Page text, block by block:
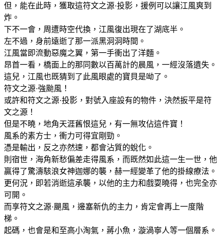
但，能在此時，獲取這符文之源·投影，援例可以讓江風爽到
炸。
下不一會，周遭時空代換，江風復出現在了湖底半。
左不過，身前遠逝了那一派黑洞洞時間。
江風當即流動惡魔之翼，第一手衝出了洋麵。
昂首一看，橋面上的那同數以百萬計的晨風，一經沒落遺失。
這兒，江風也既猜到了此風眼處的寶貝是呦了。
符文之源·強颱風！
或許和符文之源·投影，對號入座設有的物件，決然扳平是符
文之源！
但是不曉，地角天涯舊恨這兒，有一無攻佔這件寶！
風系的素方士，衝力可得宜剛勁。
憑是輸出，反之亦然速，都會沾質的蛻化。
則宿世，海角新愁偏差走得風系，而既然如此這一生一世，他
贏得了驚濤駭浪女神迦娜的襲，赫一經變革了他的掛線療法。
更何況，即若消逝這承襲，以他的主力和戲耍曉得，也完全亦
可開。
而享符文之源·颶風，邊塞新仇的主力，肯定會再上一度階
梯。
起碼，也會是和至高小淘氣，蔣小魚，漩渦寧人等一個層系。